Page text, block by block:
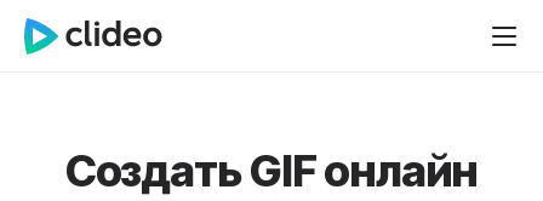
Создать GIF онлайн